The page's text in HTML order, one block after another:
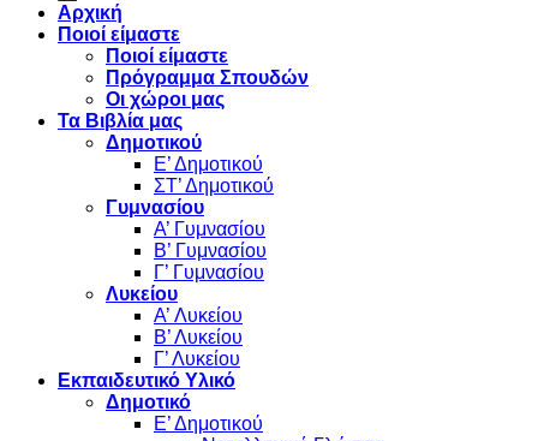
Αρχική
Ποιοί είμαστε
Ποιοί είμαστε
Πρόγραμμα Σπουδών
Οι χώροι μας
Τα Βιβλία μας
Δημοτικού
Ε’ Δημοτικού
ΣΤ’ Δημοτικού
Γυμνασίου
Α’ Γυμνασίου
Β’ Γυμνασίου
Γ’ Γυμνασίου
Λυκείου
A’ Λυκείου
Β’ Λυκείου
Γ’ Λυκείου
Εκπαιδευτικό Υλικό
Δημοτικό
Ε’ Δημοτικού